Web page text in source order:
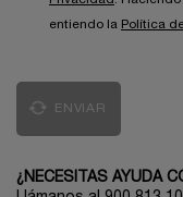
entiendo la Política
ENVIAR
¿NECESITAS AYUDA